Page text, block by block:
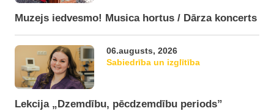
Muzejs iedvesmo! Musica hortus / Dārza koncerts
06.augusts, 2026
Sabiedrība un izglītība
Lekcija „Dzemdību, pēcdzemdību periods”